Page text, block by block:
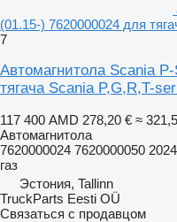
(01.15-) 7620000024 для
7
Автомагнитола Scania
тягача Scania P,G,R,T-
117 400 AMD 278,20 € ≈
Автомагнитола
7620000024 7620000050
газ
Эстония, Tallinn
TruckParts Eesti OÜ
Связаться с продавцом